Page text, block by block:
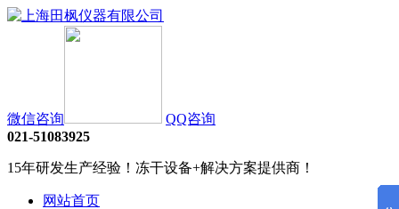
微信咨询
QQ咨询
021-51083925
15年研发生产经验！冻干设备+解决方案提供商！
网站首页